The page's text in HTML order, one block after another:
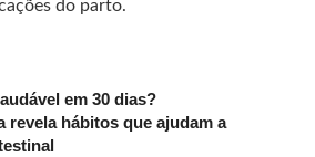
do parto.
em 30 dias?
revela hábitos que ajudam a